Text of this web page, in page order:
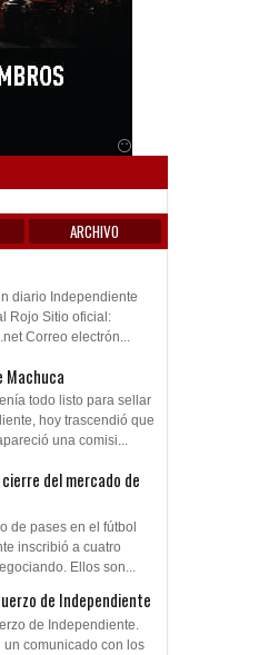
ARCHIVO
diario Independiente
Rojo Sitio oficial:
Correo electrón...
Machuca
todo listo para sellar
hoy trascendió que
una comisi...
del mercado de
de pases en el fútbol
inscribió a cuatro
Ellos son...
de Independiente
de Independiente.
comunicado con los